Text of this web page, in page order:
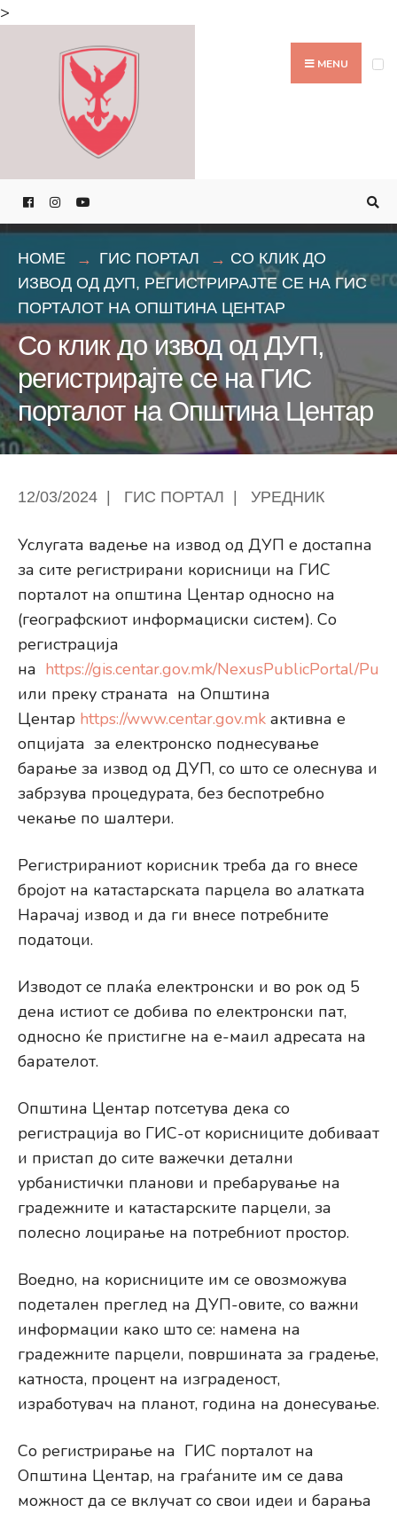
>
MENU
HOME ГИС ПОРТАЛ
СО КЛИК ДО
ИЗВОД ОД ДУП, РЕГИСТРИРАЈТЕ СЕ НА ГИС
ПОРТАЛОТ НА ОПШТИНА ЦЕНТАР
Со клик до извод од ДУП,
регистрирајте се на ГИС
порталот на Општина Центар
12/03/2024 ГИС ПОРТАЛ УРЕДНИК
Услугата вадење на извод од ДУП е достапна
за сите регистрирани корисници на ГИС
порталот на општина Центар односно на
(географскиот информациски систем). Со
регистрација
на https://gis.centar.gov.mk/NexusPublicPortal/
или преку страната на Општина
Центар https://www.centar.gov.mk активна е
опцијата за електронско поднесување
барање за извод од ДУП, со што се олеснува и
забрзува процедурата, без беспотребно
чекање по шалтери.
Регистрираниот корисник треба да го внесе
бројот на катастарската парцела во алатката
Нарачај извод и да ги внесе потребните
податоци.
Изводот се плаќа електронски и во рок од 5
дена истиот се добива по електронски пат,
односно ќе пристигне на е-маил адресата на
барателот.
Општина Центар потсетува дека со
регистрација во ГИС-от корисниците добиваат
и пристап до сите важечки детални
урбанистички планови и пребарување на
градежните и катастарските парцели, за
полесно лоцирање на потребниот простор.
Воедно, на корисниците им се овозможува
подетален преглед на ДУП-овите, со важни
информации како што се: намена на
градежните парцели, површината за градење,
катноста, процент на изграденост,
изработувач на планот, година на донесување.
Со регистрирање на ГИС порталот на
Општина Центар, на граѓаните им се дава
можност да се вклучат со свои идеи и барања